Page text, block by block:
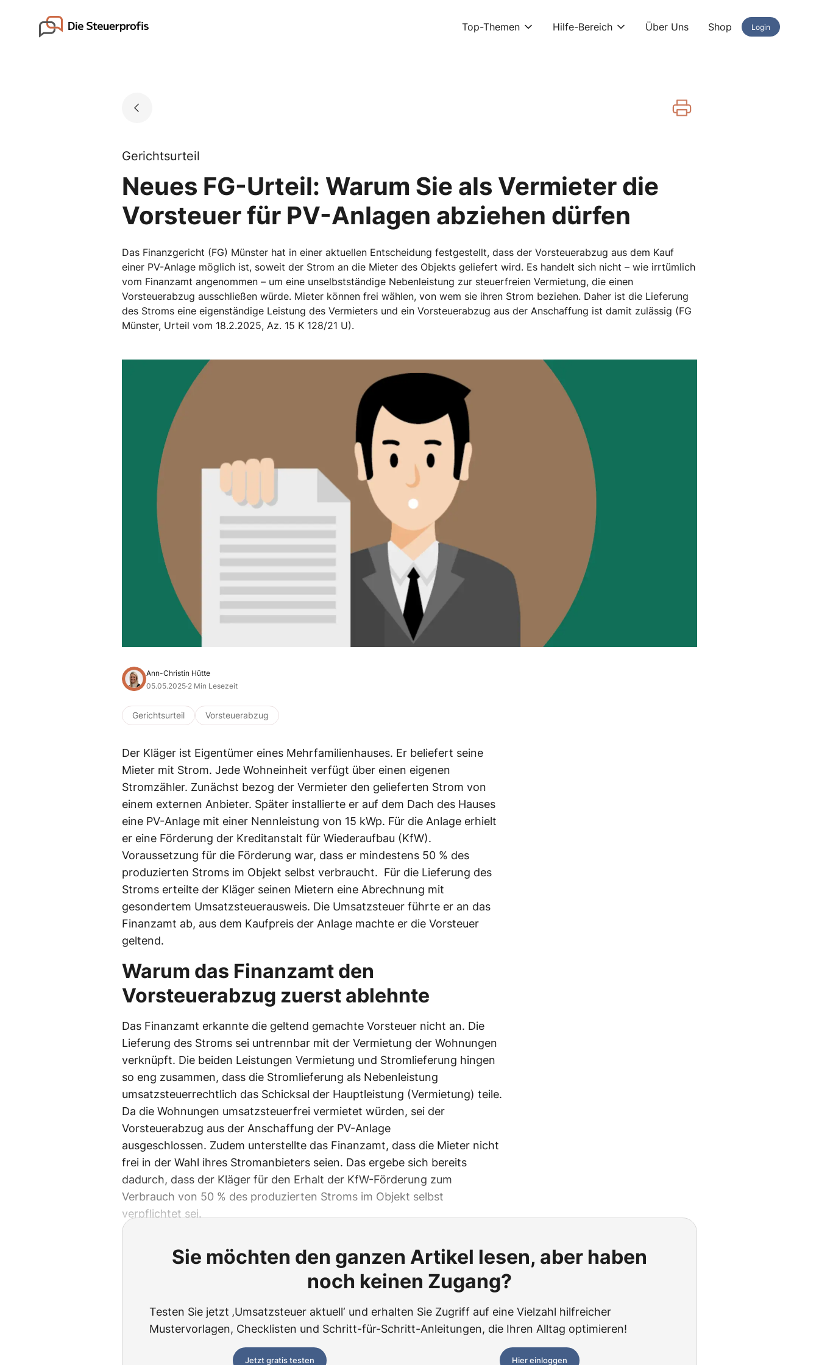
Go to landing page. Top-Themen Hilfe-Bereich Über Uns Shop Login
Gerichtsurteil
Neues FG-Urteil: Warum Sie als Vermieter die
Vorsteuer für PV-Anlagen abziehen dürfen
Das Finanzgericht (FG) Münster hat in einer aktuellen Entscheidung festgestellt, dass der Vorsteuerabzug aus dem Kauf
einer PV-Anlage möglich ist, soweit der Strom an die Mieter des Objekts geliefert wird. Es handelt sich nicht – wie irrtümlich
vom Finanzamt angenommen – um eine unselbstständige Nebenleistung zur steuerfreien Vermietung, die einen
Vorsteuerabzug ausschließen würde. Mieter können frei wählen, von wem sie ihren Strom beziehen. Daher ist die Lieferung
des Stroms eine eigenständige Leistung des Vermieters und ein Vorsteuerabzug aus der Anschaffung ist damit zulässig (FG
Münster, Urteil vom 18.2.2025, Az. 15 K 128/21 U).
Ann-Christin Hütte
05.05.2025·2 Min Lesezeit
Gerichtsurteil Vorsteuerabzug
Der Kläger ist Eigentümer eines Mehrfamilienhauses. Er beliefert seine
Mieter mit Strom. Jede Wohneinheit verfügt über einen eigenen
Stromzähler. Zunächst bezog der Vermieter den gelieferten Strom von
einem externen Anbieter. Später installierte er auf dem Dach des Hauses
eine PV-Anlage mit einer Nennleistung von 15 kWp. Für die Anlage erhielt
er eine Förderung der Kreditanstalt für Wiederaufbau (KfW).
Voraussetzung für die Förderung war, dass er mindestens 50 % des
produzierten Stroms im Objekt selbst verbraucht. Für die Lieferung des
Stroms erteilte der Kläger seinen Mietern eine Abrechnung mit
gesondertem Umsatzsteuerausweis. Die Umsatzsteuer führte er an das
Finanzamt ab, aus dem Kaufpreis der Anlage machte er die Vorsteuer
geltend.
Warum das Finanzamt den
Vorsteuerabzug zuerst ablehnte
Das Finanzamt erkannte die geltend gemachte Vorsteuer nicht an. Die
Lieferung des Stroms sei untrennbar mit der Vermietung der Wohnungen
verknüpft. Die beiden Leistungen Vermietung und Stromlieferung hingen
so eng zusammen, dass die Stromlieferung als Nebenleistung
umsatzsteuerrechtlich das Schicksal der Hauptleistung (Vermietung) teile.
Da die Wohnungen umsatzsteuerfrei vermietet würden, sei der
Vorsteuerabzug aus der Anschaffung der PV-Anlage
ausgeschlossen. Zudem unterstellte das Finanzamt, dass die Mieter nicht
frei in der Wahl ihres Stromanbieters seien. Das ergebe sich bereits
dadurch, dass der Kläger für den Erhalt der KfW-Förderung zum
Verbrauch von 50 % des produzierten Stroms im Objekt selbst
verpflichtet sei.
Sie möchten den ganzen Artikel lesen, aber haben
noch keinen Zugang?
Testen Sie jetzt ‚Umsatzsteuer aktuell‘ und erhalten Sie Zugriff auf eine Vielzahl hilfreicher
Mustervorlagen, Checklisten und Schritt-für-Schritt-Anleitungen, die Ihren Alltag optimieren!
Jetzt gratis testen Hier einloggen